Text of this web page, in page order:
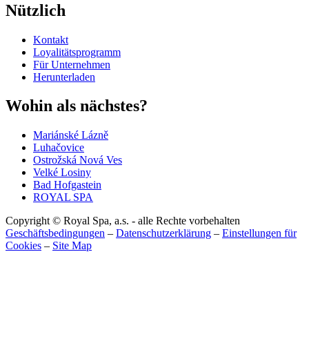
Nützlich
Kontakt
Loyalitätsprogramm
Für Unternehmen
Herunterladen
Wohin als nächstes?
Mariánské Lázně
Luhačovice
Ostrožská Nová Ves
Velké Losiny
Bad Hofgastein
ROYAL SPA
Copyright © Royal Spa, a.s. - alle Rechte vorbehalten
Geschäftsbedingungen – Datenschutzerklärung – Einstellungen für
Cookies – Site Map